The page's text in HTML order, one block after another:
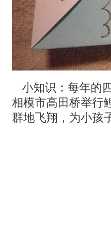
小知识：每年的
相模市高田桥举行
群地飞翔，为小孩